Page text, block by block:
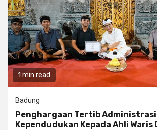
1 min read
Badung
Penghargaan Tertib Administrasi
Kependudukan Kepada Ahli Waris